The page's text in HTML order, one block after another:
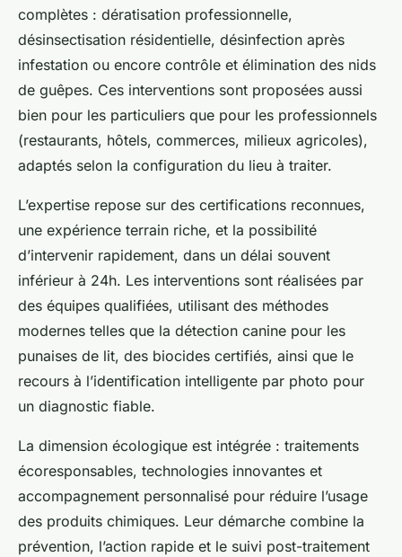
complètes : dératisation professionnelle,
désinsectisation résidentielle, désinfection après
infestation ou encore contrôle et élimination des nids
de guêpes. Ces interventions sont proposées aussi
bien pour les particuliers que pour les professionnels
(restaurants, hôtels, commerces, milieux agricoles),
adaptés selon la configuration du lieu à traiter.
L’expertise repose sur des certifications reconnues,
une expérience terrain riche, et la possibilité
d’intervenir rapidement, dans un délai souvent
inférieur à 24h. Les interventions sont réalisées par
des équipes qualifiées, utilisant des méthodes
modernes telles que la détection canine pour les
punaises de lit, des biocides certifiés, ainsi que le
recours à l’identification intelligente par photo pour
un diagnostic fiable.
La dimension écologique est intégrée : traitements
écoresponsables, technologies innovantes et
accompagnement personnalisé pour réduire l’usage
des produits chimiques. Leur démarche combine la
prévention, l’action rapide et le suivi post-traitement